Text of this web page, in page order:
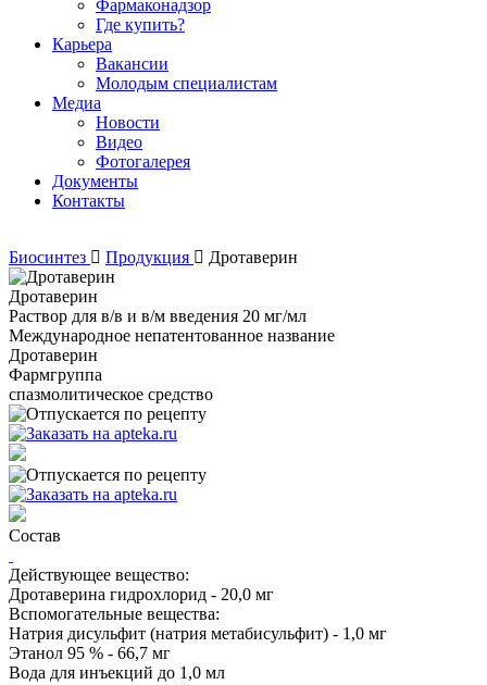
Фармаконадзор
Где купить?
Карьера
Вакансии
Молодым специалистам
Медиа
Новости
Видео
Фотогалерея
Документы
Контакты
Биосинтез Продукция Дротаверин
Дротаверин
Раствор для в/в и в/м введения 20 мг/мл
Международное непатентованное название
Дротаверин
Фармгруппа
спазмолитическое средство
Состав
Действующее вещество:
Дротаверина гидрохлорид - 20,0 мг
Вспомогательные вещества:
Натрия дисульфит (натрия метабисульфит) - 1,0 мг
Этанол 95 % - 66,7 мг
Вода для инъекций до 1,0 мл